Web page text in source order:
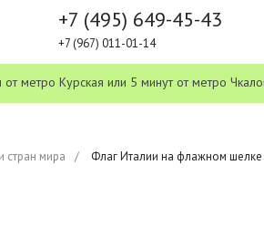
+7 (495) 649-45-43
+7 (967) 011-01-14
метро Курская или 5 минут от метро
стран мира Флаг Италии на флажном